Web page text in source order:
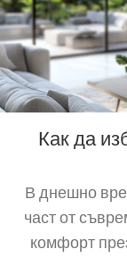
Как да
В днешно
част от
комфорт